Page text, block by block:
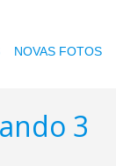
NOVAS FOTOS
3